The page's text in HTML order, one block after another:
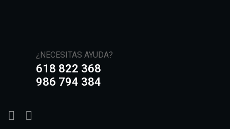
¿NECESITAS AYUDA?
618 822 368
986 794 384